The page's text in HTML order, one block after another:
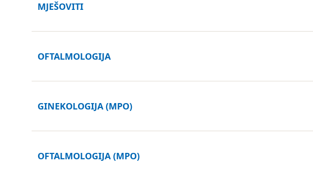
MJEŠOVITI
OFTALMOLOGIJA
GINEKOLOGIJA (MPO)
OFTALMOLOGIJA (MPO)